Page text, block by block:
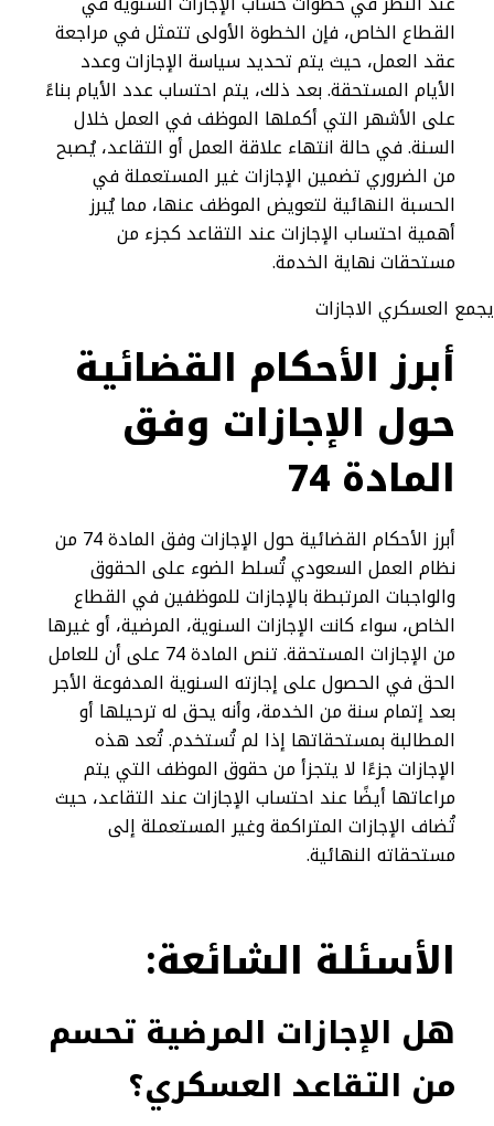
القطاع الخاص، فإن الخطوة الأولى تتمثل في مراجعة
عقد العمل، حيث يتم تحديد سياسة الإجازات وعدد
الأيام المستحقة. بعد ذلك، يتم احتساب عدد الأيام بناءً
على الأشهر التي أكملها الموظف في العمل خلال
السنة. في حالة انتهاء علاقة العمل أو التقاعد، يُصبح
من الضروري تضمين الإجازات غير المستعملة في
الحسبة النهائية لتعويض الموظف عنها، مما يُبرز
أهمية احتساب الإجازات عند التقاعد كجزء من
مستحقات نهاية الخدمة.
أبرز الأحكام القضائية
حول الإجازات وفق
المادة 74
أبرز الأحكام القضائية حول الإجازات وفق المادة 74 من
نظام العمل السعودي تُسلط الضوء على الحقوق
والواجبات المرتبطة بالإجازات للموظفين في القطاع
الخاص، سواء كانت الإجازات السنوية، المرضية، أو غيرها
من الإجازات المستحقة. تنص المادة 74 على أن للعامل
الحق في الحصول على إجازته السنوية المدفوعة الأجر
بعد إتمام سنة من الخدمة، وأنه يحق له ترحيلها أو
المطالبة بمستحقاتها إذا لم تُستخدم. تُعد هذه
الإجازات جزءًا لا يتجزأ من حقوق الموظف التي يتم
مراعاتها أيضًا عند احتساب الإجازات عند التقاعد، حيث
تُضاف الإجازات المتراكمة وغير المستعملة إلى
مستحقاته النهائية.
الأسئلة الشائعة:
هل الإجازات المرضية تحسم
من التقاعد العسكري؟